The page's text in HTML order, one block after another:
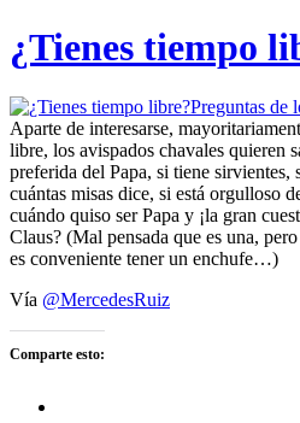
¿Tienes tiempo
Preguntas de
Aparte de interesarse,
libre, los avispados chavales quieren
preferida del Papa, si tiene sirvientes,
cuántas misas dice, si está orgulloso
cuándo quiso ser Papa y ¡la gran
Claus? (Mal pensada que es una,
es conveniente tener un enchufe…)
Vía @MercedesRuiz
Comparte esto: